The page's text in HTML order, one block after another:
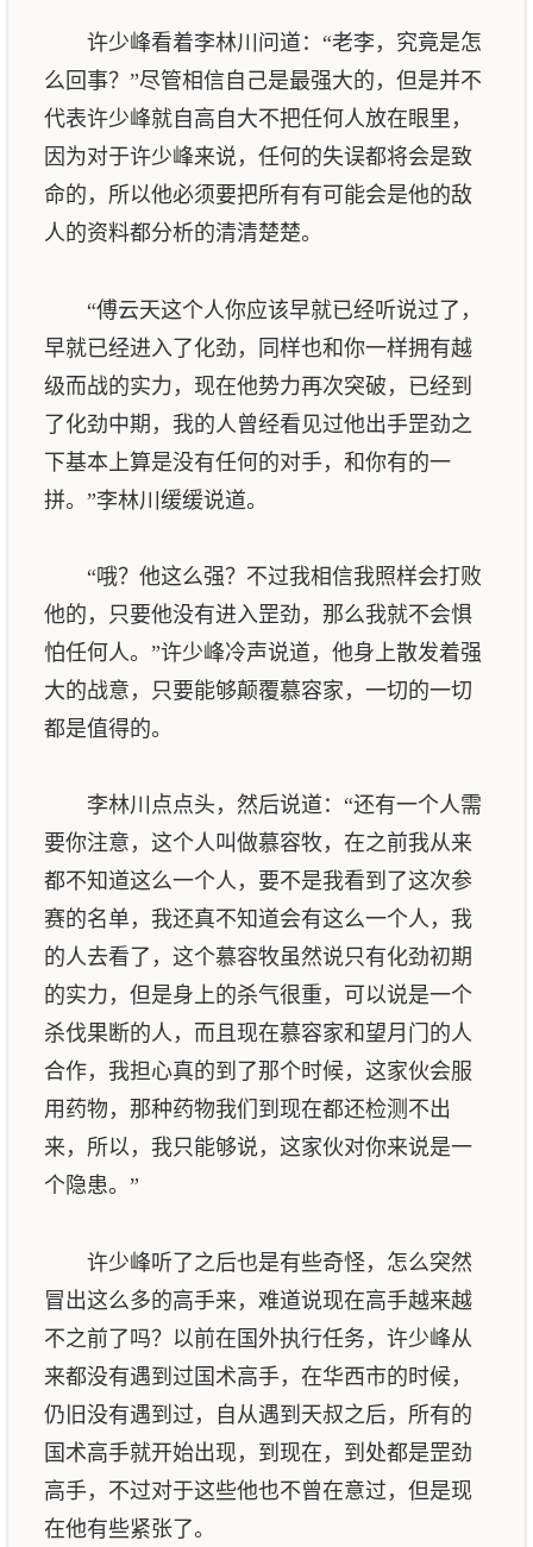
许少峰看着李林川问道：“老李，究竟是怎
么回事？”尽管相信自己是最强大的，但是并不
代表许少峰就自高自大不把任何人放在眼里，
因为对于许少峰来说，任何的失误都将会是致
命的，所以他必须要把所有有可能会是他的敌
人的资料都分析的清清楚楚。
“傅云天这个人你应该早就已经听说过了，
早就已经进入了化劲，同样也和你一样拥有越
级而战的实力，现在他势力再次突破，已经到
了化劲中期，我的人曾经看见过他出手罡劲之
下基本上算是没有任何的对手，和你有的一
拼。”李林川缓缓说道。
“哦？他这么强？不过我相信我照样会打败
他的，只要他没有进入罡劲，那么我就不会惧
怕任何人。”许少峰冷声说道，他身上散发着强
大的战意，只要能够颠覆慕容家，一切的一切
都是值得的。
李林川点点头，然后说道：“还有一个人需
要你注意，这个人叫做慕容牧，在之前我从来
都不知道这么一个人，要不是我看到了这次参
赛的名单，我还真不知道会有这么一个人，我
的人去看了，这个慕容牧虽然说只有化劲初期
的实力，但是身上的杀气很重，可以说是一个
杀伐果断的人，而且现在慕容家和望月门的人
合作，我担心真的到了那个时候，这家伙会服
用药物，那种药物我们到现在都还检测不出
来，所以，我只能够说，这家伙对你来说是一
个隐患。”
许少峰听了之后也是有些奇怪，怎么突然
冒出这么多的高手来，难道说现在高手越来越
不之前了吗？以前在国外执行任务，许少峰从
来都没有遇到过国术高手，在华西市的时候，
仍旧没有遇到过，自从遇到天叔之后，所有的
国术高手就开始出现，到现在，到处都是罡劲
高手，不过对于这些他也不曾在意过，但是现
在他有些紧张了。